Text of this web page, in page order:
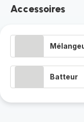
Accessoires
Batteur